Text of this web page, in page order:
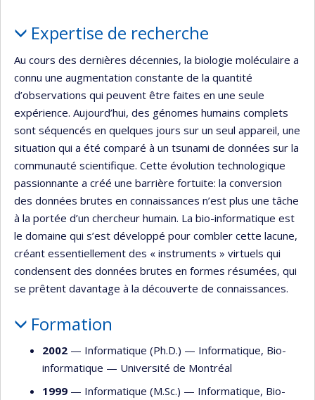
Expertise de recherche
Au cours des dernières décennies, la biologie moléculaire a
connu une augmentation constante de la quantité
d’observations qui peuvent être faites en une seule
expérience. Aujourd’hui, des génomes humains complets
sont séquencés en quelques jours sur un seul appareil, une
situation qui a été comparé à un tsunami de données sur la
communauté scientifique. Cette évolution technologique
passionnante a créé une barrière fortuite: la conversion
des données brutes en connaissances n’est plus une tâche
à la portée d’un chercheur humain. La bio-informatique est
le domaine qui s’est développé pour combler cette lacune,
créant essentiellement des « instruments » virtuels qui
condensent des données brutes en formes résumées, qui
se prêtent davantage à la découverte de connaissances.
Formation
2002 — Informatique (Ph.D.) — Informatique, Bio-
informatique — Université de Montréal
1999 — Informatique (M.Sc.) — Informatique, Bio-